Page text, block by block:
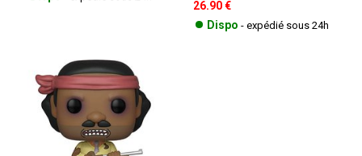
26.90 €
• Dispo - expédié sous 24h